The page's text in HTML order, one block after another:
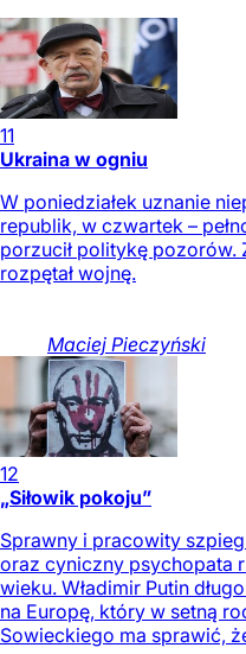
11
Ukraina w ogniu
W poniedziałek uznanie
republik, w czwartek –
porzucił politykę pozorów.
rozpętał wojnę.
Maciej Pieczyński
12
„Siłowik pokoju”
Sprawny i pracowity
oraz cyniczny psychopata
wieku. Władimir Putin
na Europę, który w setną
Sowieckiego ma sprawić,